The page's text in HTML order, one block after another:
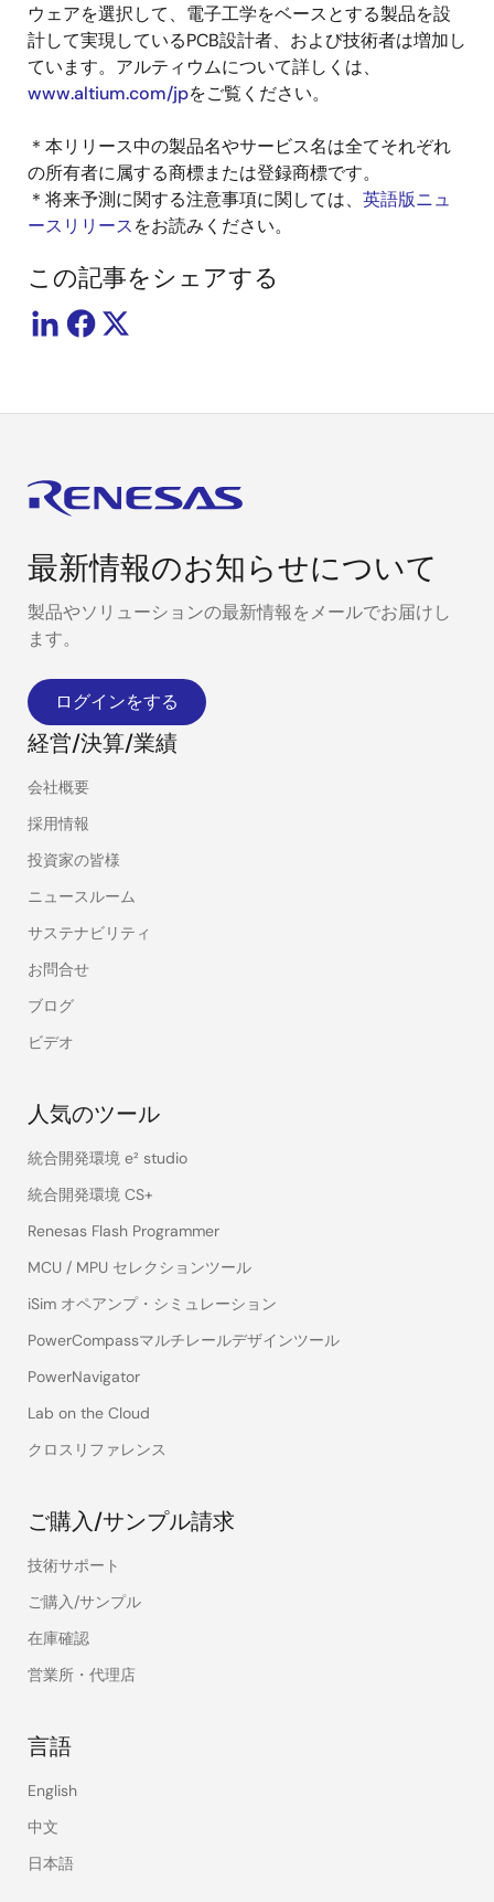
ウェアを選択して、電子工学をベースとする製品を設
計して実現しているPCB設計者、および技術者は増加し
ています。アルティウムについて詳しくは、
www.altium.com/jpをご覧ください。
＊本リリース中の製品名やサービス名は全てそれぞれ
の所有者に属する商標または登録商標です。
＊将来予測に関する注意事項に関しては、 英語版ニュ
ースリリースをお読みください。
この記事をシェアする
最新情報のお知らせについて
製品やソリューションの最新情報をメールでお届けし
ます。
ログインをする
経営/決算/業績
会社概要
採用情報
投資家の皆様
ニュースルーム
サステナビリティ
お問合せ
ブログ
ビデオ
人気のツール
統合開発環境 e² studio
統合開発環境 CS+
Renesas Flash Programmer
MCU / MPU セレクションツール
iSim オペアンプ・シミュレーション
PowerCompassマルチレールデザインツール
PowerNavigator
Lab on the Cloud
クロスリファレンス
ご購入/サンプル請求
技術サポート
ご購入/サンプル
在庫確認
営業所・代理店
言語
English
中文
日本語